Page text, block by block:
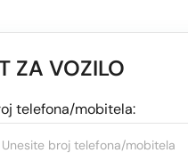
ZA VOZILO
telefona/mobitela: